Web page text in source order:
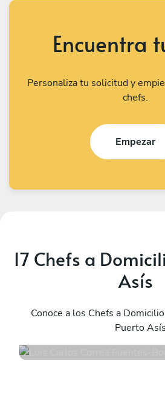
Encuentra
Personaliza tu solicitud y
chefs.
Empezar
17 Chefs a
Asís
Conoce a los Chefs a
Puerto Asís
Bogotá
110 servicios